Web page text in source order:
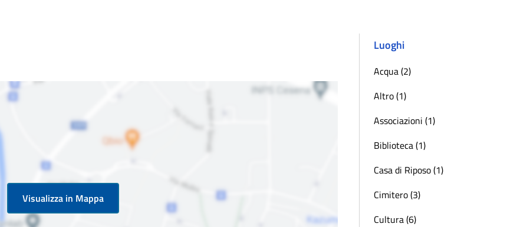
Visualizza in Mappa
Luoghi
Acqua (2)
Altro (1)
Associazioni (1)
Biblioteca (1)
Casa di Riposo (1)
Cimitero (3)
Cultura (6)